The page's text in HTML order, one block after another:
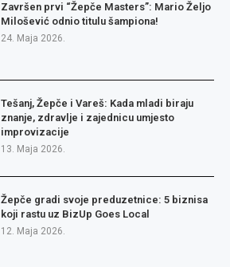
Završen prvi “Žepče Masters”: Mario Željo
Milošević odnio titulu šampiona!
24. Maja 2026.
Tešanj, Žepče i Vareš: Kada mladi biraju
znanje, zdravlje i zajednicu umjesto
improvizacije
13. Maja 2026.
Žepče gradi svoje preduzetnice: 5 biznisa
koji rastu uz BizUp Goes Local
12. Maja 2026.